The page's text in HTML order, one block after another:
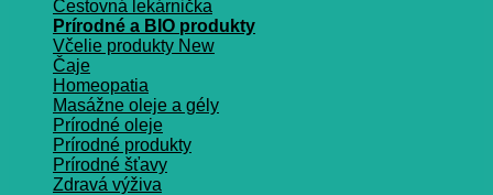
Cestovná lekárnička
Prírodné a BIO produkty
Včelie produkty
Čaje
Homeopatia
Masážne oleje a gély
Prírodné oleje
Prírodné produkty
Prírodné šťavy
Zdravá výživa